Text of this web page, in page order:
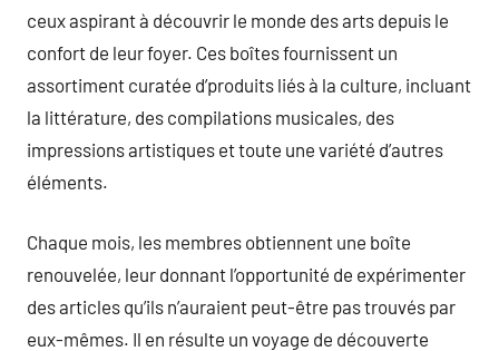
ceux aspirant à découvrir le monde des arts depuis le
confort de leur foyer. Ces boîtes fournissent un
assortiment curatée d’produits liés à la culture, incluant
la littérature, des compilations musicales, des
impressions artistiques et toute une variété d’autres
éléments.
Chaque mois, les membres obtiennent une boîte
renouvelée, leur donnant l’opportunité de expérimenter
des articles qu’ils n’auraient peut-être pas trouvés par
eux-mêmes. Il en résulte un voyage de découverte